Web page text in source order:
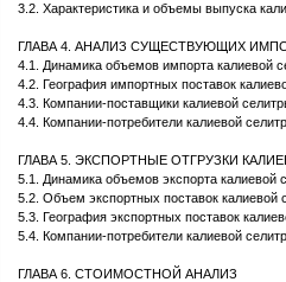
3.2. Характеристика и объемы выпуска
ГЛАВА 4. АНАЛИЗ СУЩЕСТВУЮЩИХ
4.1. Динамика объемов импорта калиевой
4.2. География импортных поставок
4.3. Компании-поставщики калиевой
4.4. Компании-потребители калиевой
ГЛАВА 5. ЭКСПОРТНЫЕ ОТГРУЗКИ
5.1. Динамика объемов экспорта калиевой
5.2. Объем экспортных поставок калиевой
5.3. География экспортных поставок
5.4. Компании-потребители калиевой
ГЛАВА 6. СТОИМОСТНОЙ АНАЛИЗ